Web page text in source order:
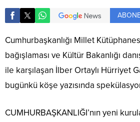
Cumhurbaşkanlığı Millet
bağışlaması ve Kültür Bakanlığı
ile karşılaşan İlber Ortaylı Hürriyet
bugünkü köşe yazısında
CUMHURBAŞKANLIĞI’nın yeni